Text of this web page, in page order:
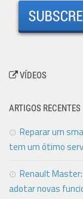
VÍDEOS
ARTIGOS RECENTES
Reparar um
tem um ótimo
Renault
adotar novas